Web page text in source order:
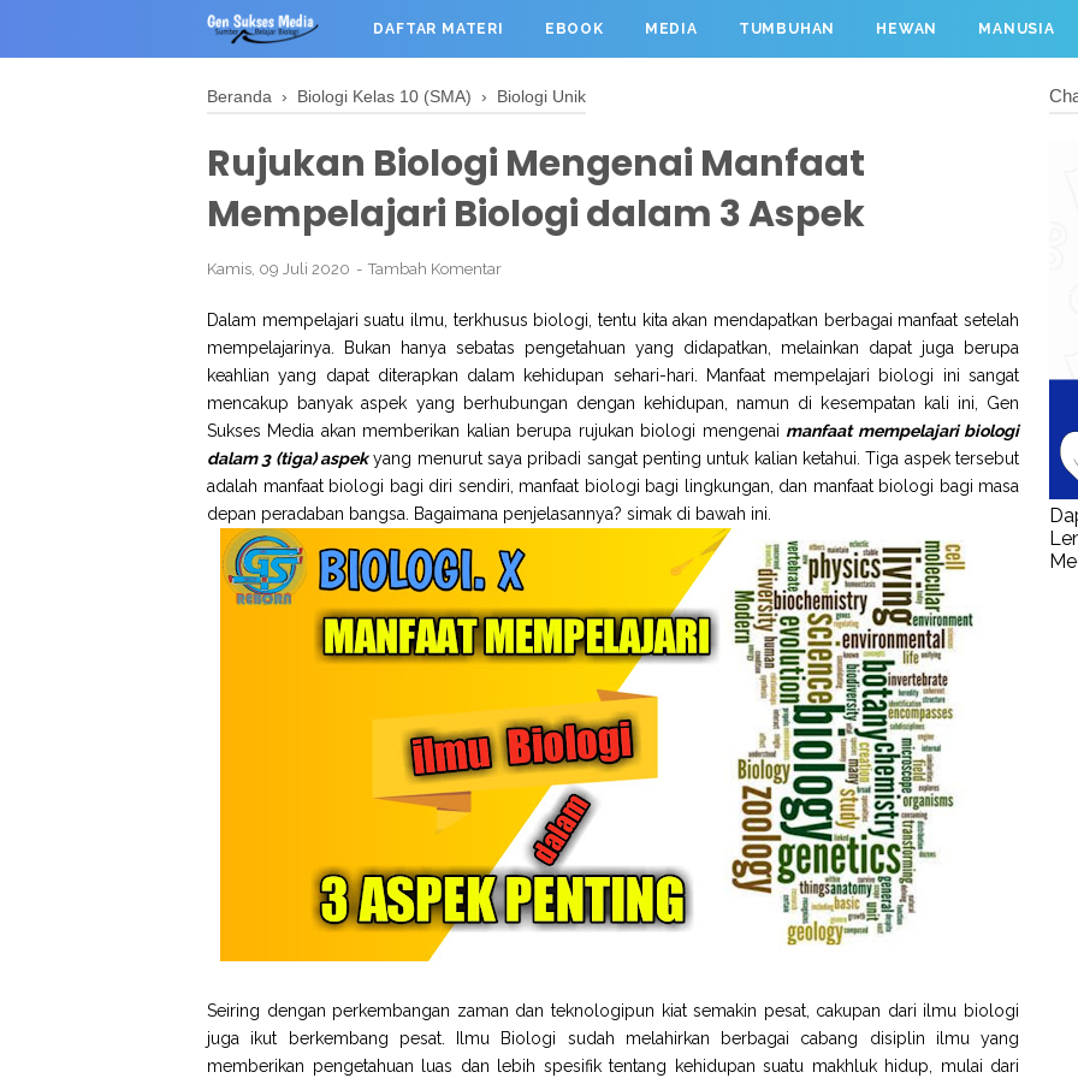
DAFTAR MATERI EBOOK MEDIA TUMBUHAN HEWAN MANUSIA
Beranda › Biologi Kelas 10 (SMA) › Biologi Unik
Rujukan Biologi Mengenai Manfaat
Mempelajari Biologi dalam 3 Aspek
Kamis, 09 Juli 2020 Tambah Komentar
Dalam mempelajari suatu ilmu, terkhusus biologi, tentu kita akan mendapatkan berbagai manfaat setelah
mempelajarinya. Bukan hanya sebatas pengetahuan yang didapatkan, melainkan dapat juga berupa
keahlian yang dapat diterapkan dalam kehidupan sehari-hari. Manfaat mempelajari biologi ini sangat
mencakup banyak aspek yang berhubungan dengan kehidupan, namun di kesempatan kali ini, Gen
Sukses Media akan memberikan kalian berupa rujukan biologi mengenai manfaat mempelajari biologi
dalam 3 (tiga) aspekyang menurut saya pribadi sangat penting untuk kalian ketahui. Tiga aspek tersebut
adalah manfaat biologi bagi diri sendiri, manfaat biologi bagi lingkungan, dan manfaat biologi bagi masa
depan peradaban bangsa. Bagaimana penjelasannya? simak di bawah ini.
Seiring dengan perkembangan zaman dan teknologipun kiat semakin pesat, cakupan dari ilmu biologi
juga ikut berkembang pesat. Ilmu Biologi sudah melahirkan berbagai cabang disiplin ilmu yang
memberikan pengetahuan luas dan lebih spesifik tentang kehidupan suatu makhluk hidup, mulai dari